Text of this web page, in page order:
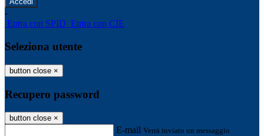
-
Entra con SPID Entra con CIE
Seleziona utente
button close ×
Recupero password
button close ×
E-mail Verrà inviato un messaggio